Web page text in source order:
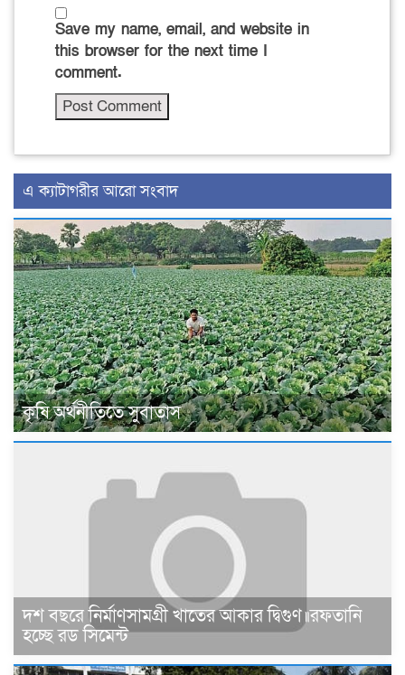
Save my name, email, and website in
this browser for the next time I
comment.
এ ক্যাটাগরীর আরো সংবাদ
কৃষি অর্থনীতিতে সুবাতাস
দশ বছরে নির্মাণসামগ্রী খাতের আকার দ্বিগুণ॥রফতানি
হচ্ছে রড সিমেন্ট